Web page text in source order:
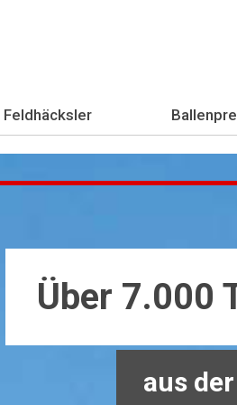
Feldhäcksler
Über 7.000
aus